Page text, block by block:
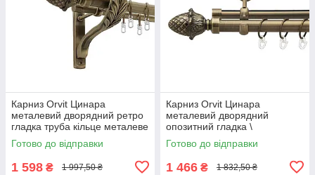
Карниз Orvit Цинара
металевий дворядний ретро
гладка труба кільце металеве
Антик 25\19 мм 200 см
(4301727)
Готово до відправки
1 598 ₴ 1 997,50 ₴
Карниз Orvit Цинара
металевий дворядний
опозитний гладка \
профільна труба кільце
металеве Антик 25\19 мм 200
Готово до відправки
1 466 ₴ 1 832,50 ₴